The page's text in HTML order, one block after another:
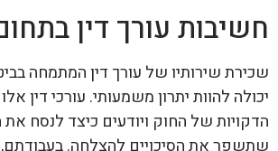
חשיבות עורך דין
שכירת שירותיו של עורך דין המתמחה
יכולה להוות יתרון משמעותי. עורכי דין
הדקויות של החוק ויודעים כיצד לנסח את
שתשפר את הסיכויים להצלחה. בעבודתם,